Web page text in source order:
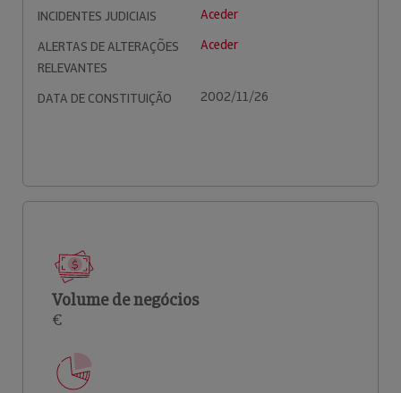
INCIDENTES JUDICIAIS
Aceder
ALERTAS DE ALTERAÇÕES
RELEVANTES
Aceder
DATA DE CONSTITUIÇÃO 2002/11/26
Volume de negócios
€